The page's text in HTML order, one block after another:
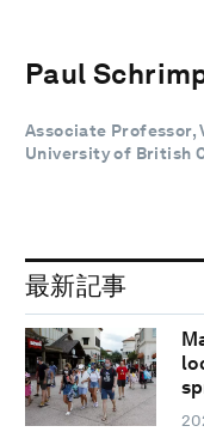
Paul
Associate Professor,
University of British
最新記事